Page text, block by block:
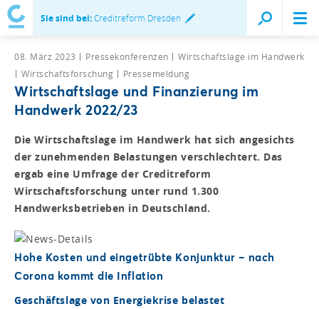
Sie sind bei:Creditreform Dresden
08. März 2023 Pressekonferenzen
Wirtschaftslage im Handwerk
Wirtschaftsforschung
Pressemeldung
Wirtschaftslage und Finanzierung im
Handwerk 2022/23
Die Wirtschaftslage im Handwerk hat sich angesichts
der zunehmenden Belastungen verschlechtert. Das
ergab eine Umfrage der Creditreform
Wirtschaftsforschung unter rund 1.300
Handwerksbetrieben in Deutschland.
Hohe Kosten und eingetrübte Konjunktur – nach
Corona kommt die Inflation
Geschäftslage von Energiekrise belastet